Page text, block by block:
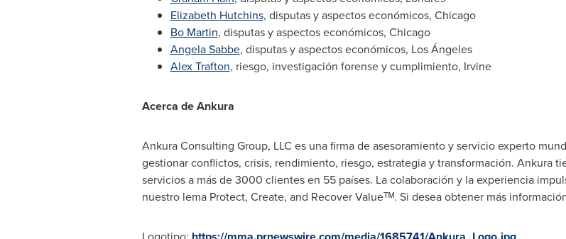
Elizabeth Hutchins, disputas y aspectos económicos, Chicago
Bo Martin, disputas y aspectos económicos, Chicago
Angela Sabbe, disputas y aspectos económicos, Los Ángeles
Alex Trafton, riesgo, investigación forense y cumplimiento, Irvine
Acerca de Ankura
Ankura Consulting Group, LLC es una firma de asesoramiento y servicio experto
gestionar conflictos, crisis, rendimiento, riesgo, estrategia y transformación. Ankura
servicios a más de 3000 clientes en 55 países. La colaboración y la experiencia
nuestro lema Protect, Create, and Recover Valueᵀᴹ. Si desea obtener más